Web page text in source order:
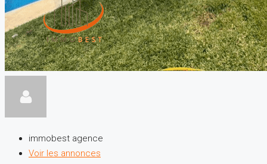
immobest agence
Voir les annonces